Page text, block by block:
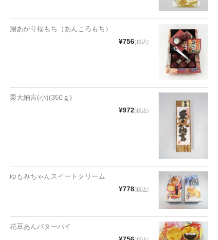
湯あがり福もち（あんころもち）
¥756(税込)
栗大納言(小)(350ｇ)
¥972(税込)
ゆもみちゃんスイートクリーム
¥778(税込)
花豆あんバターパイ